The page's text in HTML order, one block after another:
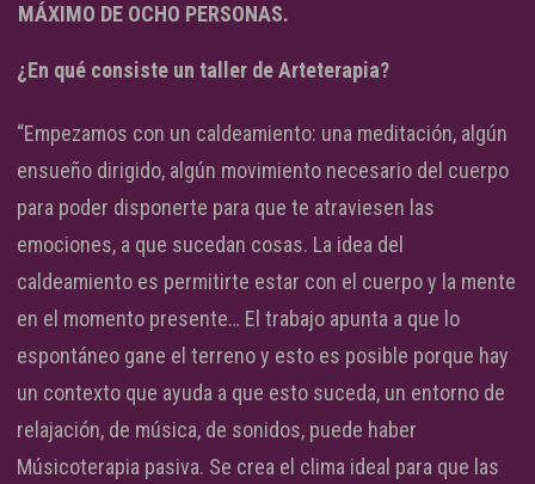
MÁXIMO DE OCHO PERSONAS.
¿En qué consiste un taller de Arteterapia?
“Empezamos con un caldeamiento: una meditación, algún
ensueño dirigido, algún movimiento necesario del cuerpo
para poder disponerte para que te atraviesen las
emociones, a que sucedan cosas. La idea del
caldeamiento es permitirte estar con el cuerpo y la mente
en el momento presente… El trabajo apunta a que lo
espontáneo gane el terreno y esto es posible porque hay
un contexto que ayuda a que esto suceda, un entorno de
relajación, de música, de sonidos, puede haber
Músicoterapia pasiva. Se crea el clima ideal para que las